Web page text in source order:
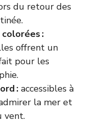
du retour des
:
offrent un
pour les
: accessibles à
la mer et
vent.